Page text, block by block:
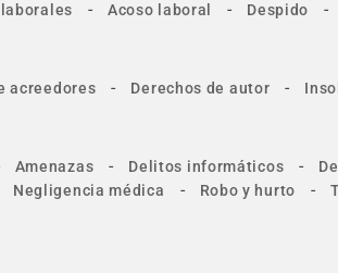
- Acoso laboral - Despido -
acreedores - Derechos de autor -
Amenazas - Delitos informáticos -
Negligencia médica - Robo y hurto -